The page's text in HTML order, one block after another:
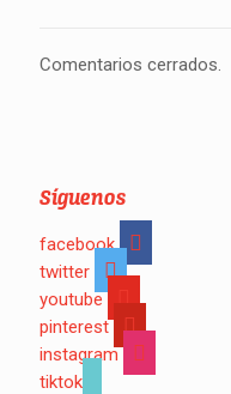
Comentarios cerrados.
Síguenos
facebook
twitter
youtube
pinterest
instagram
tiktok